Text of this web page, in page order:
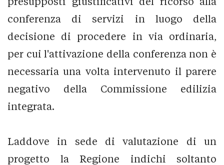
conferenza di servizi in luogo della
decisione di procedere in via ordinaria,
per cui l'attivazione della conferenza non è
necessaria una volta intervenuto il parere
negativo della Commissione edilizia
integrata.
Laddove in sede di valutazione di un
progetto la Regione indichi soltanto